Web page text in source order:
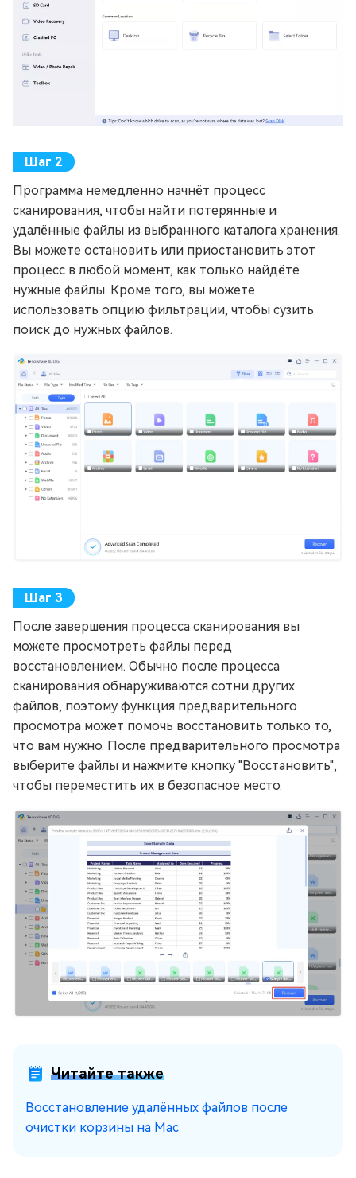
Программа немедленно начнёт процесс
сканирования, чтобы найти потерянные и
удалённые файлы из выбранного каталога хранения.
Вы можете остановить или приостановить этот
процесс в любой момент, как только найдёте
нужные файлы. Кроме того, вы можете
использовать опцию фильтрации, чтобы сузить
поиск до нужных файлов.
После завершения процесса сканирования вы
можете просмотреть файлы перед
восстановлением. Обычно после процесса
сканирования обнаруживаются сотни других
файлов, поэтому функция предварительного
просмотра может помочь восстановить только то,
что вам нужно. После предварительного просмотра
выберите файлы и нажмите кнопку "Восстановить",
чтобы переместить их в безопасное место.
Читайте также
Восстановление удалённых файлов после
очистки корзины на Mac